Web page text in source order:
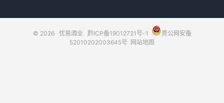
© 2026 优易酒业 黔ICP备19012721号-1
贵公网安备
52010202003645号 网站地图